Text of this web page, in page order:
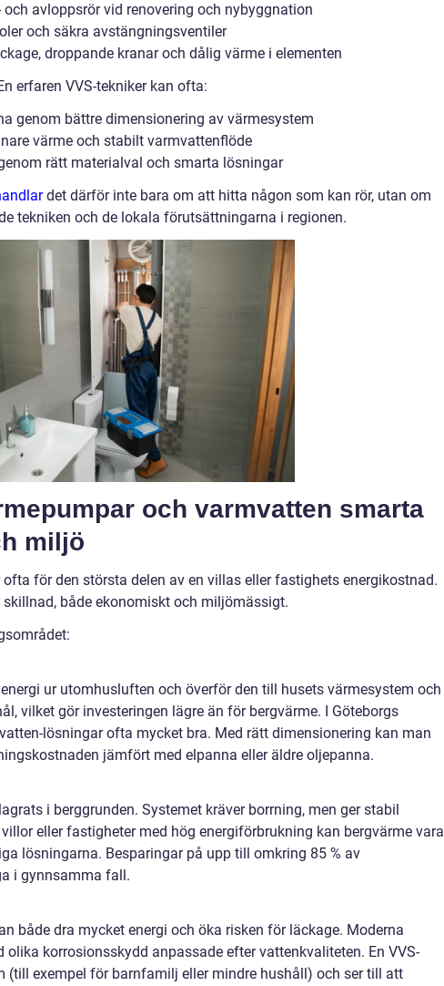
avloppsrör vid renovering och nybyggnation
och säkra avstängningsventiler
droppande kranar och dålig värme i elementen
erfaren VVS-tekniker kan ofta:
genom bättre dimensionering av värmesystem
värme och stabilt varmvattenflöde
rätt materialval och smarta lösningar
det därför inte bara om att hitta någon som kan rör, utan om
tekniken och de lokala förutsättningarna i regionen.
och varmvatten smarta
miljö
för den största delen av en villas eller fastighets energikostnad.
både ekonomiskt och miljömässigt.
ur utomhusluften och överför den till husets värmesystem och
vilket gör investeringen lägre än för bergvärme. I Göteborgs
lösningar ofta mycket bra. Med rätt dimensionering kan man
jämfört med elpanna eller äldre oljepanna.
i berggrunden. Systemet kräver borrning, men ger stabil
eller fastigheter med hög energiförbrukning kan bergvärme vara
lösningarna. Besparingar på upp till omkring 85 % av
i gynnsamma fall.
både dra mycket energi och öka risken för läckage. Moderna
olika korrosionsskydd anpassade efter vattenkvaliteten. En VVS-
exempel för barnfamilj eller mindre hushåll) och ser till att